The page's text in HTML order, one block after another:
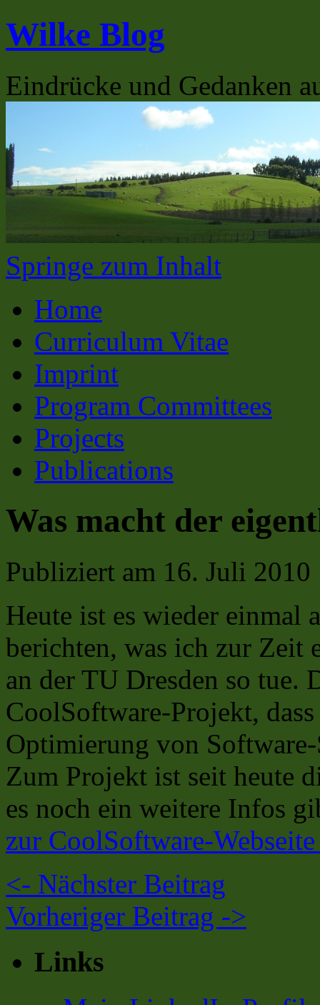
Wilke Blog
Eindrücke und Gedanken
Springe zum Inhalt
Home
Curriculum Vitae
Imprint
Program Committees
Projects
Publications
Was macht der
Publiziert am 16. Juli 2010
Heute ist es wieder einmal
berichten, was ich zur Zeit
an der TU Dresden so tue.
CoolSoftware-Projekt,
Optimierung von Software-
Zum Projekt ist seit heute
es noch ein weitere Infos
zur CoolSoftware-
<- Nächster Beitrag
Vorheriger Beitrag ->
Links